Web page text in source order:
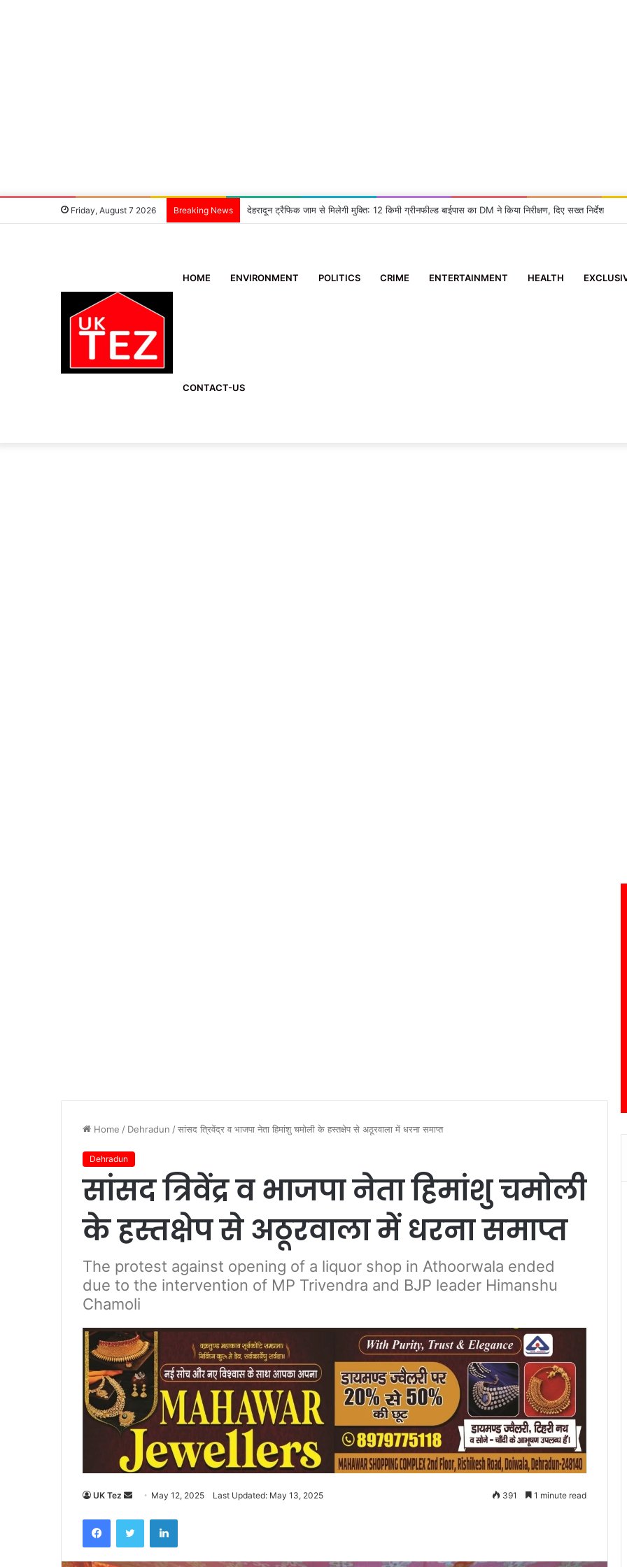
Friday, August 7 2026 Breaking News देहरादून ट्रैफिक जाम से मिलेगी मुक्ति: 12 किमी ग्रीनफील्ड बाईपास का DM ने किया निरीक्षण, दिए सख्त निर्देश
HOME ENVIRONMENT POLITICS CRIME ENTERTAINMENT HEALTH
CONTACT-US
Home / Dehradun /सांसद त्रिवेंद्र व भाजपा नेता हिमांशु चमोली के हस्तक्षेप से अठूरवाला में धरना समाप्त
Dehradun
सांसद त्रिवेंद्र व भाजपा नेता हिमांशु चमोली
के हस्तक्षेप से अठूरवाला में धरना समाप्त
The protest against opening of a liquor shop in Athoorwala ended
due to the intervention of MP Trivendra and BJP leader Himanshu
Chamoli
UK Tez
n
d
a
May 12, 2025 Last Updated: May 13, 2025 391 1 minute read